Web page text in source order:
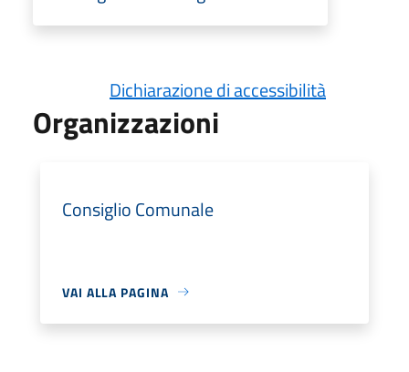
Dichiarazione di accessibilità
Organizzazioni
Consiglio Comunale
VAI ALLA PAGINA